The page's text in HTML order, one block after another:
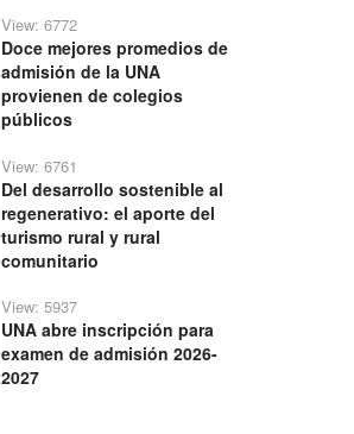
View: 6772
Doce mejores promedios de
admisión de la UNA
provienen de colegios
públicos
View: 6761
Del desarrollo sostenible al
regenerativo: el aporte del
turismo rural y rural
comunitario
View: 5937
UNA abre inscripción para
examen de admisión 2026-
2027